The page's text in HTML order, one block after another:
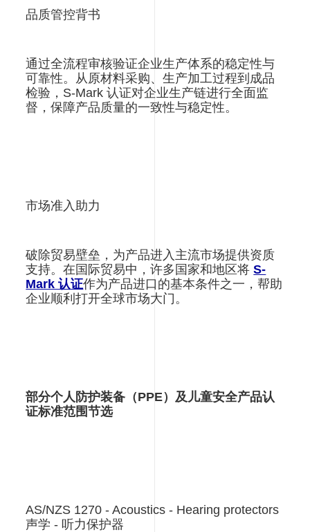
品质管控背书
通过全流程审核验证企业生产体系的稳定性与
可靠性。从原材料采购、生产加工过程到成品
检验，S-Mark 认证对企业生产链进行全面监
督，保障产品质量的一致性与稳定性。
市场准入助力
破除贸易壁垒，为产品进入主流市场提供资质
支持。在国际贸易中，许多国家和地区将S-
Mark 认证作为产品进口的基本条件之一，帮助
企业顺利打开全球市场大门。
部分个人防护装备（PPE）及儿童安全产品认
证标准范围节选
AS/NZS 1270 - Acoustics - Hearing protectors
声学 - 听力保护器